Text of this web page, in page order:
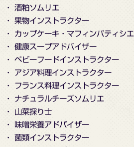
・ 酒粕ソムリエ
・ 果物インストラクター
・ カップケーキ・マフィンパティシエ
・ 健康スープアドバイザー
・ ベビーフードインストラクター
・ アジア料理インストラクター
・ フランス料理インストラクター
・ ナチュラルチーズソムリエ
・ 山菜採り士
・ 味噌栄養アドバイザー
・ 菌類インストラクター